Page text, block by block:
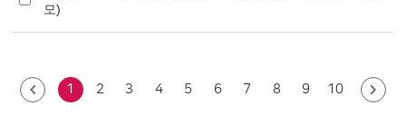
모)
1 2 3 4 5 6 7 8 9 10